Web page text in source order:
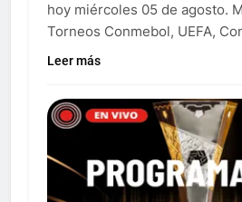
hoy miércoles 05 de agosto.
Torneos Conmebol, UEFA,
Leer más